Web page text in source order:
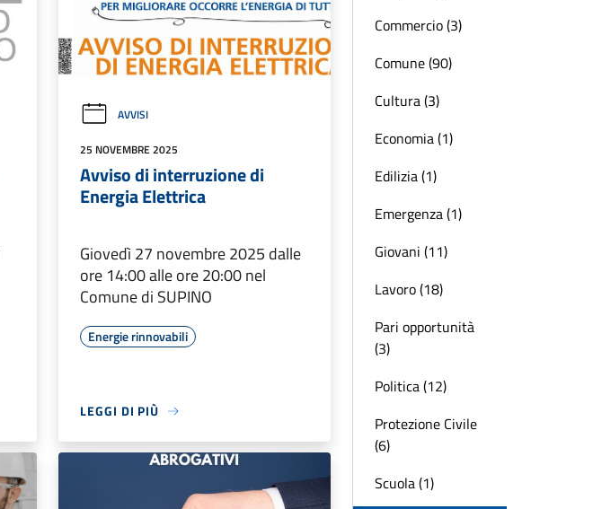
AVVISI
25 NOVEMBRE 2025
Avviso di interruzione di
Energia Elettrica
Giovedì 27 novembre 2025 dalle
ore 14:00 alle ore 20:00 nel
Comune di SUPINO
Energie rinnovabili
LEGGI DI PIÙ
Commercio (3)
Comune (90)
Cultura (3)
Economia (1)
Edilizia (1)
Emergenza (1)
Giovani (11)
Lavoro (18)
Pari opportunità
(3)
Politica (12)
Protezione Civile
(6)
Scuola (1)